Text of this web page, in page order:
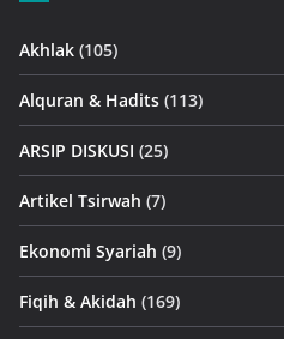
Akhlak (105)
Alquran & Hadits (113)
ARSIP DISKUSI (25)
Artikel Tsirwah (7)
Ekonomi Syariah (9)
Fiqih & Akidah (169)